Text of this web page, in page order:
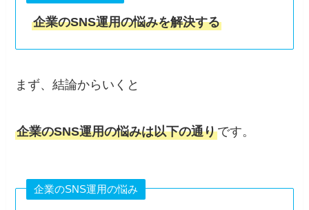
企業のSNS運用の悩みを解決する
まず、結論からいくと
企業のSNS運用の悩みは以下の通りです。
企業のSNS運用の悩み